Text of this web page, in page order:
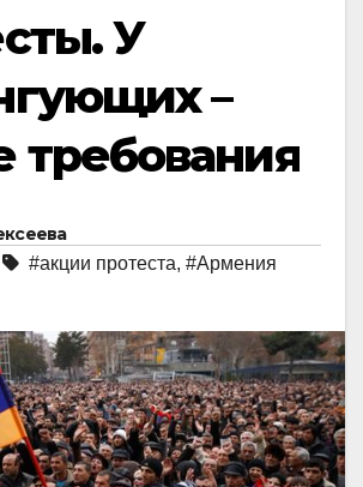
У
–
требования
#акции протеста, #Армения